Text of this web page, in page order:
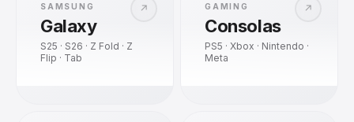
↗
SAMSUNG
Galaxy
S25 · S26 · Z Fold · Z
Flip · Tab
↗
GAMING
Consolas
PS5 · Xbox · Nintendo ·
Meta